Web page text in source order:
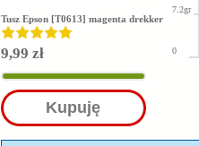
Tusz Epson [T0613] magenta drekker
9,99 zł
Kupuję
7.2gr
0